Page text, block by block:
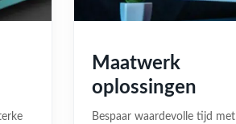
Maatwerk
oplossingen
Bespaar waardevolle tijd met